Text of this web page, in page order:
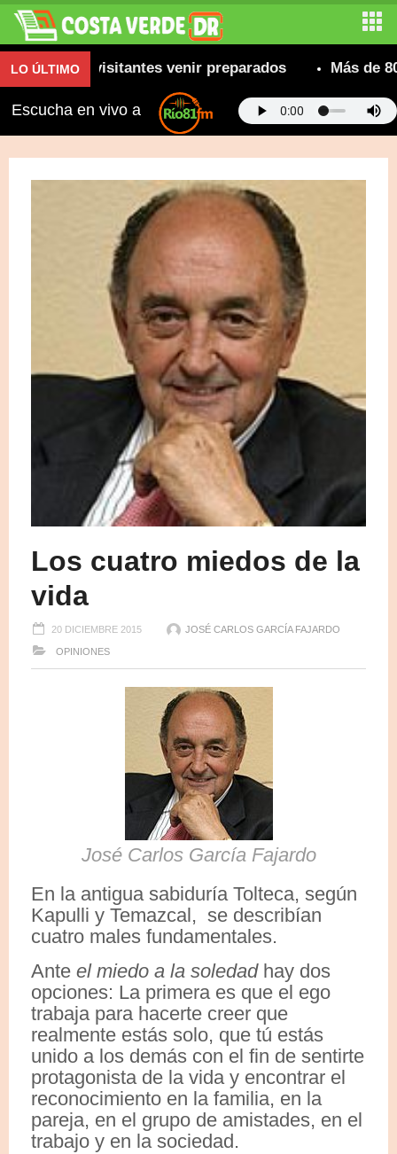
LO ÚLTIMOa visitantes venir preparados Más de 800
Escucha en vivo a
Los cuatro miedos de la
vida
20 DICIEMBRE 2015 JOSÉ CARLOS GARCÍA FAJARDO
OPINIONES
José Carlos García Fajardo
En la antigua sabiduría Tolteca, según
Kapulli y Temazcal, se describían
cuatro males fundamentales.
Ante el miedo a la soledadhay dos
opciones: La primera es que el ego
trabaja para hacerte creer que
realmente estás solo, que tú estás
unido a los demás con el fin de sentirte
protagonista de la vida y encontrar el
reconocimiento en la familia, en la
pareja, en el grupo de amistades, en el
trabajo y en la sociedad.